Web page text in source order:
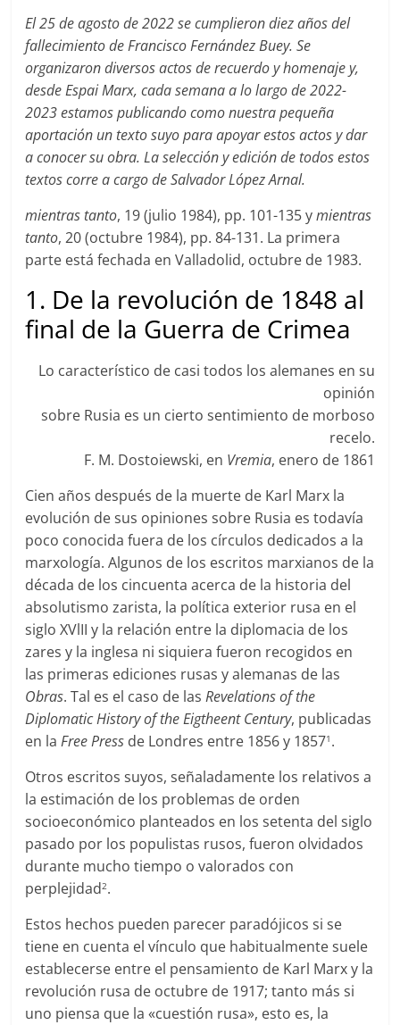
El 25 de agosto de 2022 se cumplieron diez años del
fallecimiento de Francisco Fernández Buey. Se
organizaron diversos actos de recuerdo y homenaje y,
desde Espai Marx, cada semana a lo largo de 2022-
2023 estamos publicando como nuestra pequeña
aportación un texto suyo para apoyar estos actos y dar
a conocer su obra. La selección y edición de todos estos
textos corre a cargo de Salvador López Arnal.
mientras tanto, 19 (julio 1984), pp. 101-135 ymientras
tanto, 20 (octubre 1984), pp. 84-131. La primera
parte está fechada en Valladolid, octubre de 1983.
1. De la revolución de 1848 al
final de la Guerra de Crimea
Lo característico de casi todos los alemanes en su
opinión
sobre Rusia es un cierto sentimiento de morboso
recelo.
F. M. Dostoiewski, en Vremia, enero de 1861
Cien años después de la muerte de Karl Marx la
evolución de sus opiniones sobre Rusia es todavía
poco conocida fuera de los círculos dedicados a la
marxología. Algunos de los escritos marxianos de la
década de los cincuenta acerca de la historia del
absolutismo zarista, la política exterior rusa en el
siglo XVlII y la relación entre la diplomacia de los
zares y la inglesa ni siquiera fueron recogidos en
las primeras ediciones rusas y alemanas de las
Obras. Tal es el caso de lasRevelations of the
Diplomatic History of the Eigtheent Century, publicadas
en laFree Press de Londres entre 1856 y 18571 .
Otros escritos suyos, señaladamente los relativos a
la estimación de los problemas de orden
socioeconómico planteados en los setenta del siglo
pasado por los populistas rusos, fueron olvidados
durante mucho tiempo o valorados con
perplejidad2.
Estos hechos pueden parecer paradójicos si se
tiene en cuenta el vínculo que habitualmente suele
establecerse entre el pensamiento de Karl Marx y la
revolución rusa de octubre de 1917; tanto más si
uno piensa que la «cuestión rusa», esto es, la